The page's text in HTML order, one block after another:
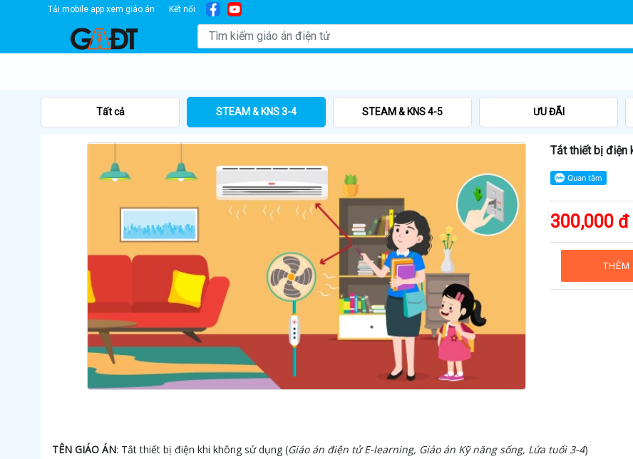
Tải mobile app xem giáo án Kết nối
Tất cả STEAM & KNS 3-4 STEAM & KNS 4-5 ƯU ĐÃI
Tắt thiết bị điện
300,000 đ
THÊM
TÊN GIÁO ÁN: Tắt thiết bị điện khi không sử dụng (Giáo án điện tử E-learning, Giáo án Kỹ năng sống, Lứa tuổi 3-4)